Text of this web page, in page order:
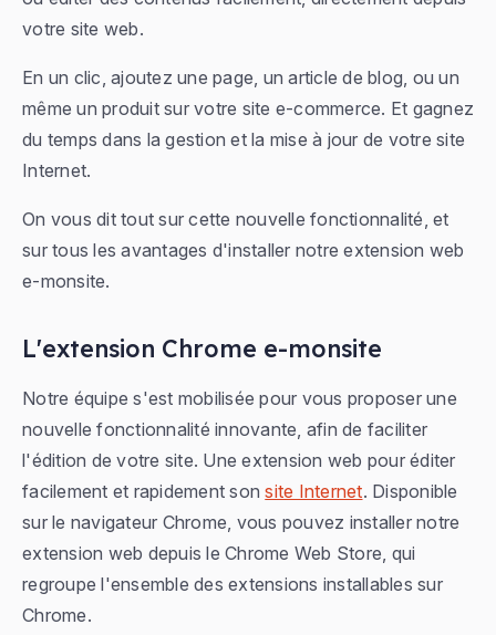
votre site web.
En un clic, ajoutez une page, un article de blog, ou un
même un produit sur votre site e-commerce. Et gagnez
du temps dans la gestion et la mise à jour de votre site
Internet.
On vous dit tout sur cette nouvelle fonctionnalité, et
sur tous les avantages d'installer notre extension web
e-monsite.
L'extension Chrome e-monsite
Notre équipe s'est mobilisée pour vous proposer une
nouvelle fonctionnalité innovante, afin de faciliter
l'édition de votre site. Une extension web pour éditer
facilement et rapidement sonsite Internet. Disponible
sur le navigateur Chrome, vous pouvez installer notre
extension web depuis le Chrome Web Store, qui
regroupe l'ensemble des extensions installables sur
Chrome.